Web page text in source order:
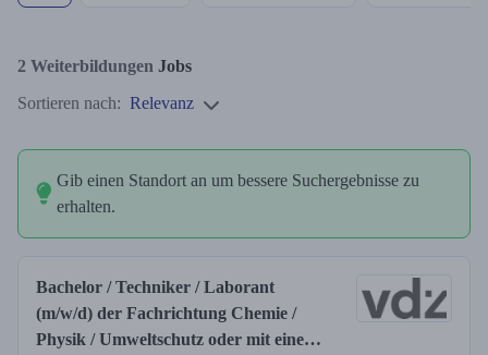
2 Weiterbildungen Jobs
Sortieren nach: Relevanz
Gib einen Standort an um bessere Suchergebnisse zu
erhalten.
Bachelor / Techniker / Laborant
(m/w/d) der Fachrichtung Chemie /
Physik / Umweltschutz oder mit einer